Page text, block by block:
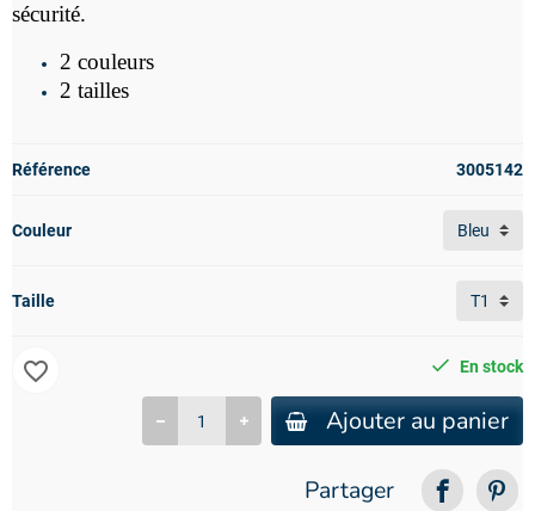
sécurité.
2 couleurs
2 tailles
Référence 3005142
Couleur
Taille
En stock
Ajouter au panier
favorite_border
Partager